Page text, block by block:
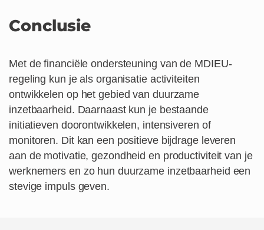
Conclusie
Met de financiële ondersteuning van de MDIEU-
regeling kun je als organisatie activiteiten
ontwikkelen op het gebied van duurzame
inzetbaarheid. Daarnaast kun je bestaande
initiatieven doorontwikkelen, intensiveren of
monitoren. Dit kan een positieve bijdrage leveren
aan de motivatie, gezondheid en productiviteit van je
werknemers en zo hun duurzame inzetbaarheid een
stevige impuls geven.